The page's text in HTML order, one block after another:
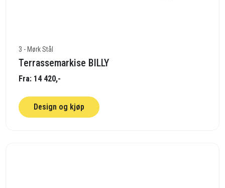
3 - Mørk Stål
Terrassemarkise BILLY
Fra: 14 420,-
Design og kjøp